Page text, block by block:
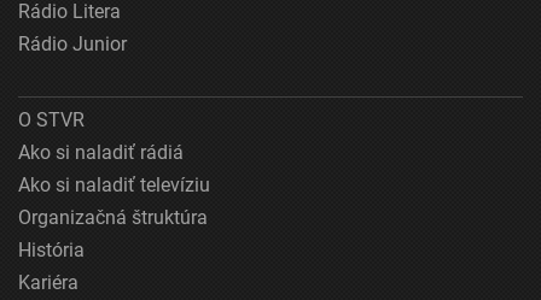
Rádio Litera
Rádio Junior
O STVR
Ako si naladiť rádiá
Ako si naladiť televíziu
Organizačná štruktúra
História
Kariéra